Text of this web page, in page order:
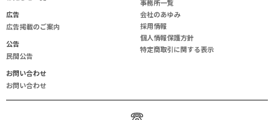
広告
広告掲載のご案内
公告
民間公告
お問い合わせ
お問い合わせ
事務所一覧
会社のあゆみ
採用情報
個人情報保護方針
特定商取引に関する表示